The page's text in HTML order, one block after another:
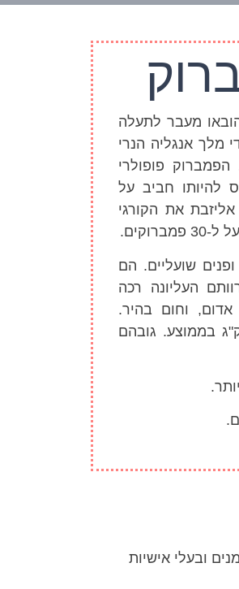
מעבר לתעלה
מלך אנגליה הנרי
בשנת 1107 לספירה. הפמברוק פופולרי
להיותו חביב על
רכשה המלכה אליזבת את הקורגי
שועליים. הם
העליונה רכה
וחום בהיר.
שוקלים 12–14 ק"ג והנקבות 11–13 ק"ג בממוצע. גובהם
ובעלי אישיות